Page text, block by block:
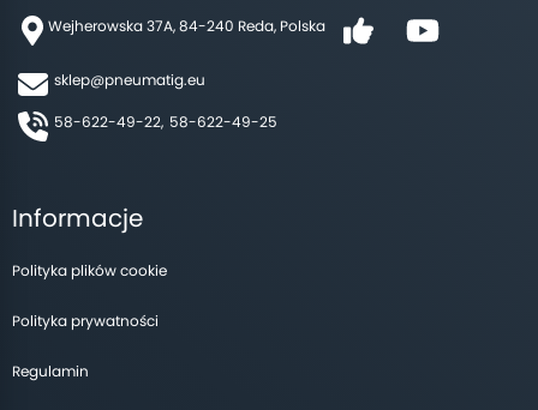
Wejherowska 37A, 84-240 Reda, Polska
sklep@pneumatig.eu
58-622-49-22, 58-622-49-25
Informacje
Polityka plików cookie
Polityka prywatności
Regulamin